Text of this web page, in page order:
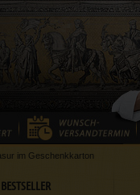
im Geschenkkarton